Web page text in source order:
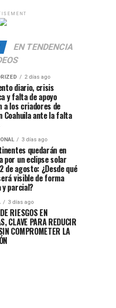
EN TENDENCIA
2 días ago
diario, crisis
y falta de apoyo
a los criadores de
Coahuila ante la falta
3 días ago
quedarán en
por un eclipse solar
de agosto: ¿Desde qué
visible de forma
y parcial?
3 días ago
RIESGOS EN
CLAVE PARA REDUCIR
COMPROMETER LA